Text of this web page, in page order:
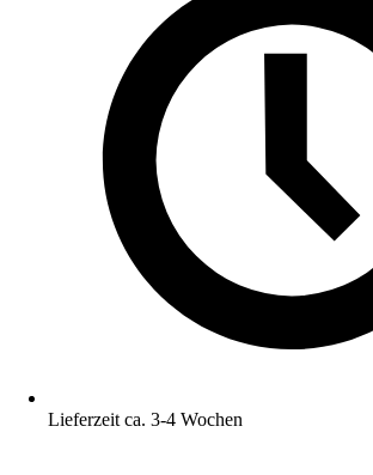
Lieferzeit ca. 3-4 Wochen